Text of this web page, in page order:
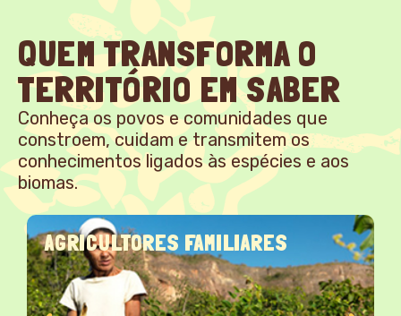
QUEM TRANSFORMA O
TERRITÓRIO EM SABER
Conheça os povos e comunidades que
constroem, cuidam e transmitem os
conhecimentos ligados às espécies e aos
biomas.
AGRICULTORES FAMILIARES